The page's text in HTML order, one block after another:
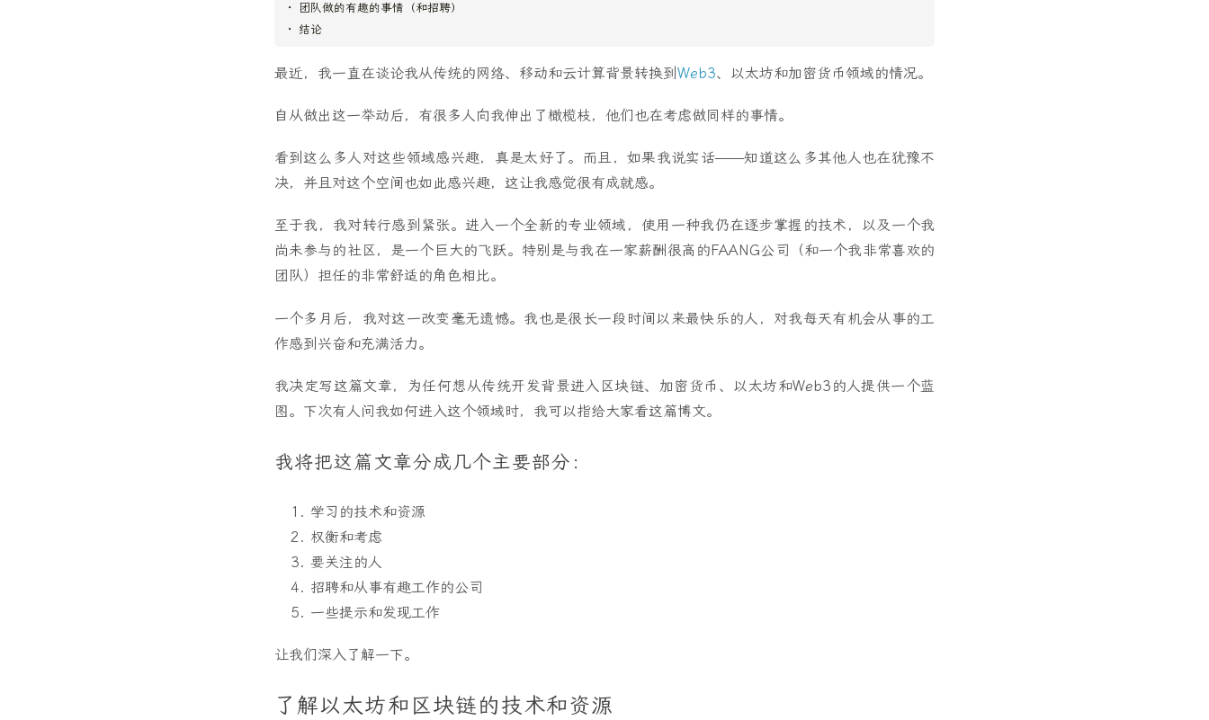
团队做的有趣的事情（和招聘）
结论
最近，我一直在谈论我从传统的网络、移动和云计算背景转换到 Web3、以太坊和加密货币领域的情况。
自从做出这一举动后，有很多人向我伸出了橄榄枝，他们也在考虑做同样的事情。
看到这么多人对这些领域感兴趣，真是太好了。而且，如果我说实话——知道这么多其他人也在犹豫不
决，并且对这个空间也如此感兴趣，这让我感觉很有成就感。
至于我，我对转行感到紧张。进入一个全新的专业领域，使用一种我仍在逐步掌握的技术，以及一个我
尚未参与的社区，是一个巨大的飞跃。特别是与我在一家薪酬很高的FAANG公司（和一个我非常喜欢的
团队）担任的非常舒适的角色相比。
一个多月后，我对这一改变毫无遗憾。我也是很长一段时间以来最快乐的人，对我每天有机会从事的工
作感到兴奋和充满活力。
我决定写这篇文章，为任何想从传统开发背景进入区块链、加密货币、以太坊和Web3的人提供一个蓝
图。下次有人问我如何进入这个领域时，我可以指给大家看这篇博文。
我将把这篇文章分成几个主要部分：
学习的技术和资源
权衡和考虑
要关注的人
招聘和从事有趣工作的公司
一些提示和发现工作
让我们深入了解一下。
了解以太坊和区块链的技术和资源